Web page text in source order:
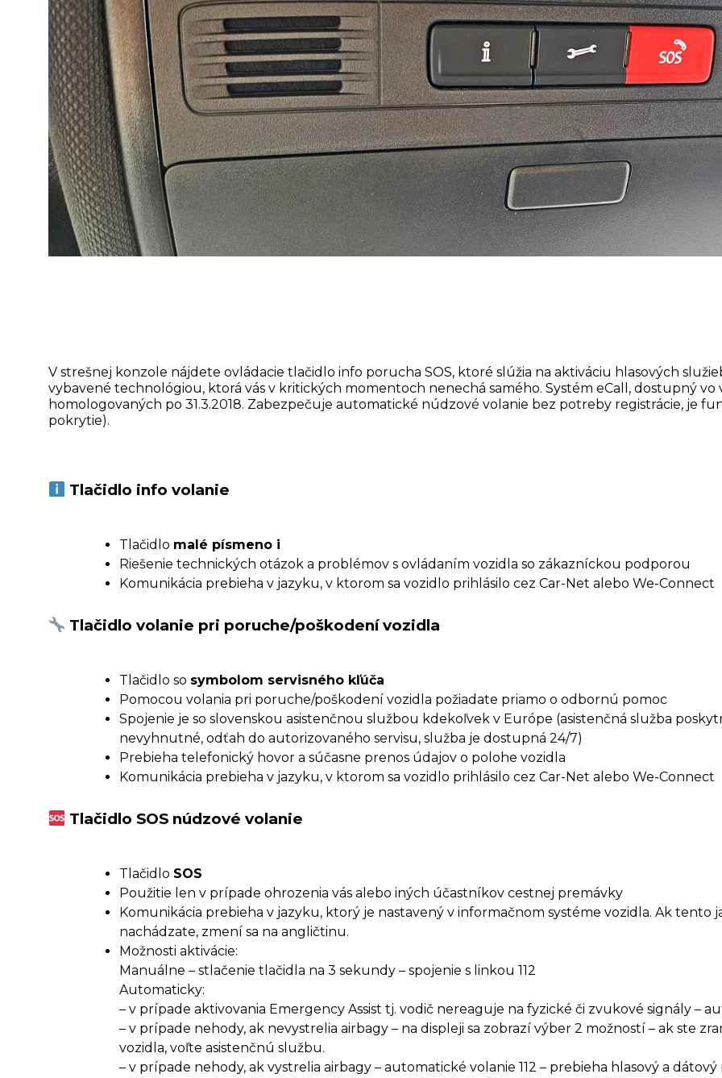
V strešnej konzole nájdete ovládacie tlačidlo info porucha SOS, ktoré slúžia na aktiváciu hlasových
vybavené technológiou, ktorá vás v kritických momentoch nenechá samého. Systém eCall, dostupný vo
homologovaných po 31.3.2018. Zabezpečuje automatické núdzové volanie bez potreby registrácie, je
pokrytie).
Tlačidlo info volanie
Tlačidlo malé písmeno i
Riešenie technických otázok a problémov s ovládaním vozidla so zákazníckou podporou
Komunikácia prebieha v jazyku, v ktorom sa vozidlo prihlásilo cez Car-Net alebo We-Connect
Tlačidlo volanie pri poruche/poškodení vozidla
Tlačidlo so symbolom servisného kľúča
Pomocou volania pri poruche/poškodení vozidla požiadate priamo o odbornú pomoc
Spojenie je so slovenskou asistenčnou službou kdekoľvek v Európe (asistenčná služba
nevyhnutné, odťah do autorizovaného servisu, služba je dostupná 24/7)
Prebieha telefonický hovor a súčasne prenos údajov o polohe vozidla
Komunikácia prebieha v jazyku, v ktorom sa vozidlo prihlásilo cez Car-Net alebo We-Connect
Tlačidlo SOS núdzové volanie
Tlačidlo SOS
Použitie len v prípade ohrozenia vás alebo iných účastníkov cestnej premávky
Komunikácia prebieha v jazyku, ktorý je nastavený v informačnom systéme vozidla. Ak tento
nachádzate, zmení sa na angličtinu.
Možnosti aktivácie:
Manuálne – stlačenie tlačidla na 3 sekundy – spojenie s linkou 112
Automaticky:
– v prípade aktivovania Emergency Assist tj. vodič nereaguje na fyzické či zvukové signály –
– v prípade nehody, ak nevystrelia airbagy – na displeji sa zobrazí výber 2 možností – ak ste
vozidla, voľte asistenčnú službu.
– v prípade nehody, ak vystrelia airbagy – automatické volanie 112 – prebieha hlasový a